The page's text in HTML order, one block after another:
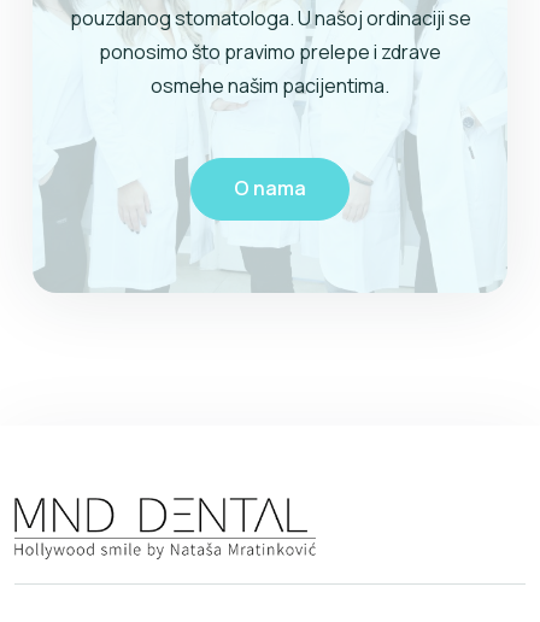
pouzdanog stomatologa. U našoj ordinaciji se
ponosimo što pravimo prelepe i zdrave
osmehe našim pacijentima.
O nama